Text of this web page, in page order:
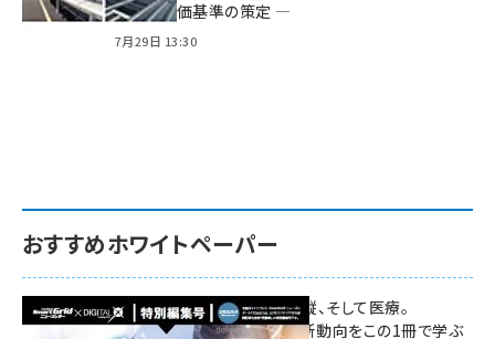
方針と評価基準の策定 ―
7月29日 13:30
おすすめホワイトペーパー
環境対策、建機の遠隔操縦、そして医療。
次世代通信規格「5G」最新動向をこの1冊で学ぶ